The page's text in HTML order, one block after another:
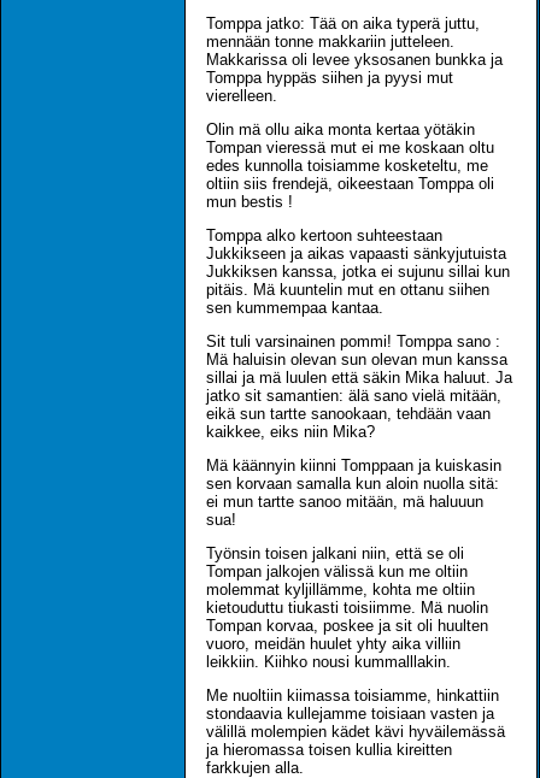
Tomppa jatko: Tää on aika typerä juttu,
mennään tonne makkariin jutteleen.
Makkarissa oli levee yksosanen bunkka ja
Tomppa hyppäs siihen ja pyysi mut
vierelleen.
Olin mä ollu aika monta kertaa yötäkin
Tompan vieressä mut ei me koskaan oltu
edes kunnolla toisiamme kosketeltu, me
oltiin siis frendejä, oikeestaan Tomppa oli
mun bestis !
Tomppa alko kertoon suhteestaan
Jukkikseen ja aikas vapaasti sänkyjutuista
Jukkiksen kanssa, jotka ei sujunu sillai kun
pitäis. Mä kuuntelin mut en ottanu siihen
sen kummempaa kantaa.
Sit tuli varsinainen pommi! Tomppa sano :
Mä haluisin olevan sun olevan mun kanssa
sillai ja mä luulen että säkin Mika haluut. Ja
jatko sit samantien: älä sano vielä mitään,
eikä sun tartte sanookaan, tehdään vaan
kaikkee, eiks niin Mika?
Mä käännyin kiinni Tomppaan ja kuiskasin
sen korvaan samalla kun aloin nuolla sitä:
ei mun tartte sanoo mitään, mä haluuun
sua!
Työnsin toisen jalkani niin, että se oli
Tompan jalkojen välissä kun me oltiin
molemmat kyljillämme, kohta me oltiin
kietouduttu tiukasti toisiimme. Mä nuolin
Tompan korvaa, poskee ja sit oli huulten
vuoro, meidän huulet yhty aika villiin
leikkiin. Kiihko nousi kummalllakin.
Me nuoltiin kiimassa toisiamme, hinkattiin
stondaavia kullejamme toisiaan vasten ja
välillä molempien kädet kävi hyväilemässä
ja hieromassa toisen kullia kireitten
farkkujen alla.